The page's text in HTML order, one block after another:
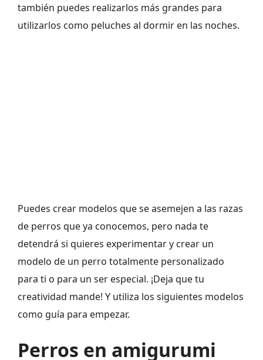
también puedes realizarlos más grandes para
utilizarlos como peluches al dormir en las noches.
Puedes crear modelos que se asemejen a las razas
de perros que ya conocemos, pero nada te
detendrá si quieres experimentar y crear un
modelo de un perro totalmente personalizado
para ti o para un ser especial. ¡Deja que tu
creatividad mande! Y utiliza los siguientes modelos
como guía para empezar.
Perros en amigurumi